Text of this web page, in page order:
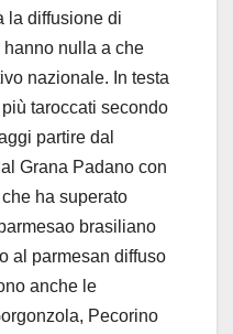
la diffusione di
nulla a che
nazionale. In testa
taroccati secondo
partire dal
Grana Padano con
ha superato
brasiliano
al parmesan diffuso
anche le
Pecorino